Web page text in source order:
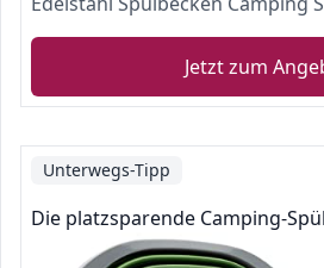
Jetzt zum
Unterwegs-Tipp
Die platzsparende Camping-